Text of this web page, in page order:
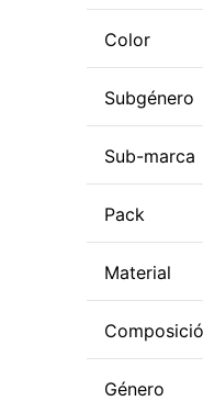
Color
Subgénero
Sub-marca
Pack
Material
Género